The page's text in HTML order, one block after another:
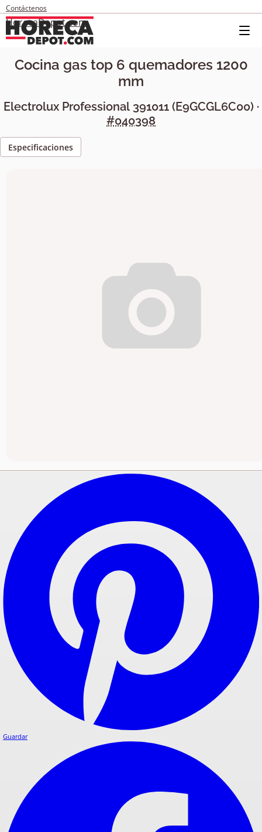
Contáctenos
HorecaDepot.com
Cocina gas top 6 quemadores 1200
mm
Electrolux Professional 391011(E9GCGL6C00) ·
#040398
Especificaciones
Guardar